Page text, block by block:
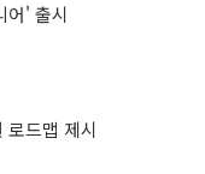
어' 출시
로드맵 제시